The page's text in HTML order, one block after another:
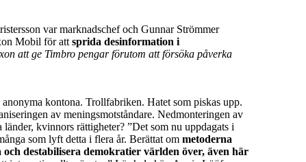
var marknadschef och Gunnar Strömmer
Mobil för att sprida desinformation i
att ge Timbro pengar förutom att försöka påverka
kontona. Trollfabriken. Hatet som piskas upp.
av meningsmotståndare. Nedmonteringen av
kvinnors rättigheter? ”Det som nu uppdagats i
som lyft detta i flera år. Berättat om metoderna
destabilisera demokratier världen över, även här